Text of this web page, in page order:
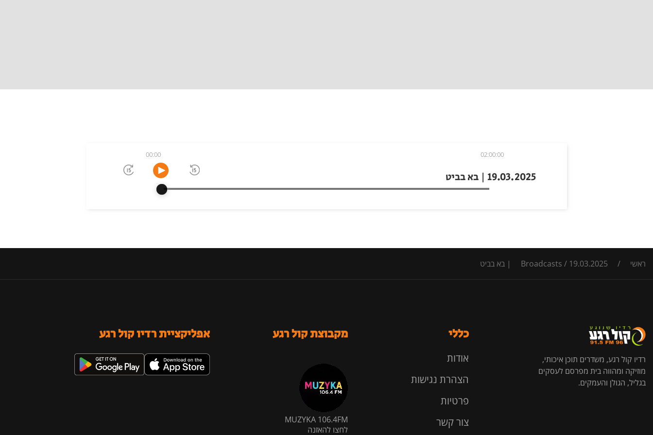
19.03.2025 | בא בביט
00:00 02:00:00
ראשי /
Broadcasts / 19.03.2025 | בא בביט
רדיו קול רגע, משדרים תוכן איכותי,
מוזיקה ומהווה בית מפרסם לעסקים
בגליל, הגולן והעמקים.
כללי
אודות
הצהרת נגישות
פרטיות
צור קשר
מקבוצת קול רגע
MUZYKA 106.4FM
לחצו להאזנה
אפליקציית רדיו קול רגע